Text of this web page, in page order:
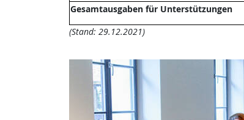
Gesamtausgaben für Unterstützungen
(Stand: 29.12.2021)